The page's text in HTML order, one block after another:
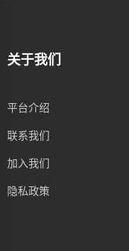
关于我们
平台介绍
联系我们
加入我们
隐私政策